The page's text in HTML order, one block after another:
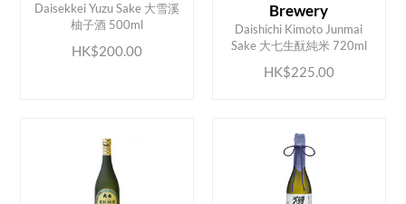
Daisekkei Yuzu Sake 大雪溪
柚子酒 500ml
HK$200.00
ADD TO CART
Brewery
Daishichi Kimoto Junmai
Sake 大七生酛純米 720ml
HK$225.00
ADD TO CART